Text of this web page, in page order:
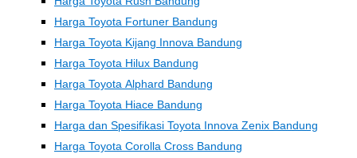
Harga Toyota Fortuner Bandung
Harga Toyota Kijang Innova Bandung
Harga Toyota Hilux Bandung
Harga Toyota Alphard Bandung
Harga Toyota Hiace Bandung
Harga dan Spesifikasi Toyota Innova Zenix Bandung
Harga Toyota Corolla Cross Bandung